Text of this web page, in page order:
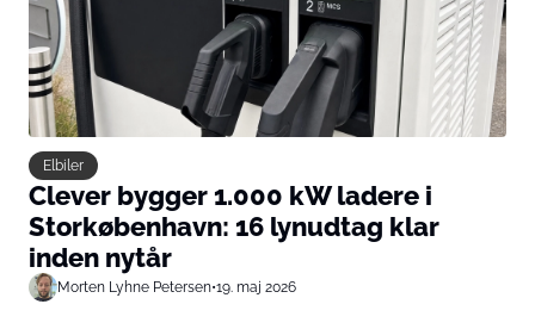
Elbiler
Clever bygger 1.000 kW ladere i
Storkøbenhavn: 16 lynudtag klar
inden nytår
Morten Lyhne Petersen•19. maj 2026